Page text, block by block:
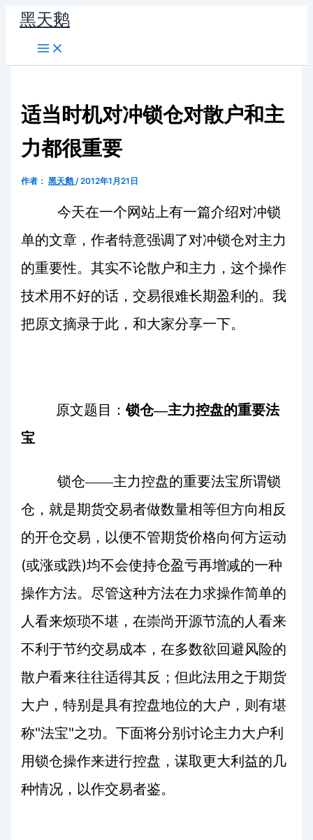
容
黑天鹅
适当时机对冲锁仓对散户和主
力都很重要
作者： 黑天鹅/2012年1月21日
今天在一个网站上有一篇介绍对冲锁
单的文章，作者特意强调了对冲锁仓对主力
的重要性。其实不论散户和主力，这个操作
技术用不好的话，交易很难长期盈利的。我
把原文摘录于此，和大家分享一下。
原文题目：锁仓—主力控盘的重要法
宝
锁仓——主力控盘的重要法宝所谓锁
仓，就是期货交易者做数量相等但方向相反
的开仓交易，以便不管期货价格向何方运动
(或涨或跌)均不会使持仓盈亏再增减的一种
操作方法。尽管这种方法在力求操作简单的
人看来烦琐不堪，在崇尚开源节流的人看来
不利于节约交易成本，在多数欲回避风险的
散户看来往往适得其反；但此法用之于期货
大户，特别是具有控盘地位的大户，则有堪
称"法宝"之功。下面将分别讨论主力大户利
用锁仓操作来进行控盘，谋取更大利益的几
种情况，以作交易者鉴。